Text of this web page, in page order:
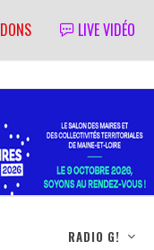
DONS LIVE VIDÉO
RADIO G!